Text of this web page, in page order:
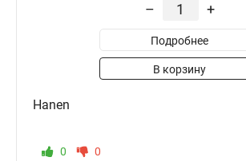
– +
Подробнее
В корзину
Hanen
0 0